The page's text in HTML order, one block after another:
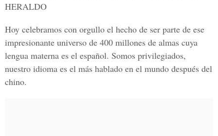
HERALDO
Hoy celebramos con orgullo el hecho de ser parte de ese
impresionante universo de 400 millones de almas cuya
lengua materna es el español. Somos privilegiados,
nuestro idioma es el más hablado en el mundo después del
chino.